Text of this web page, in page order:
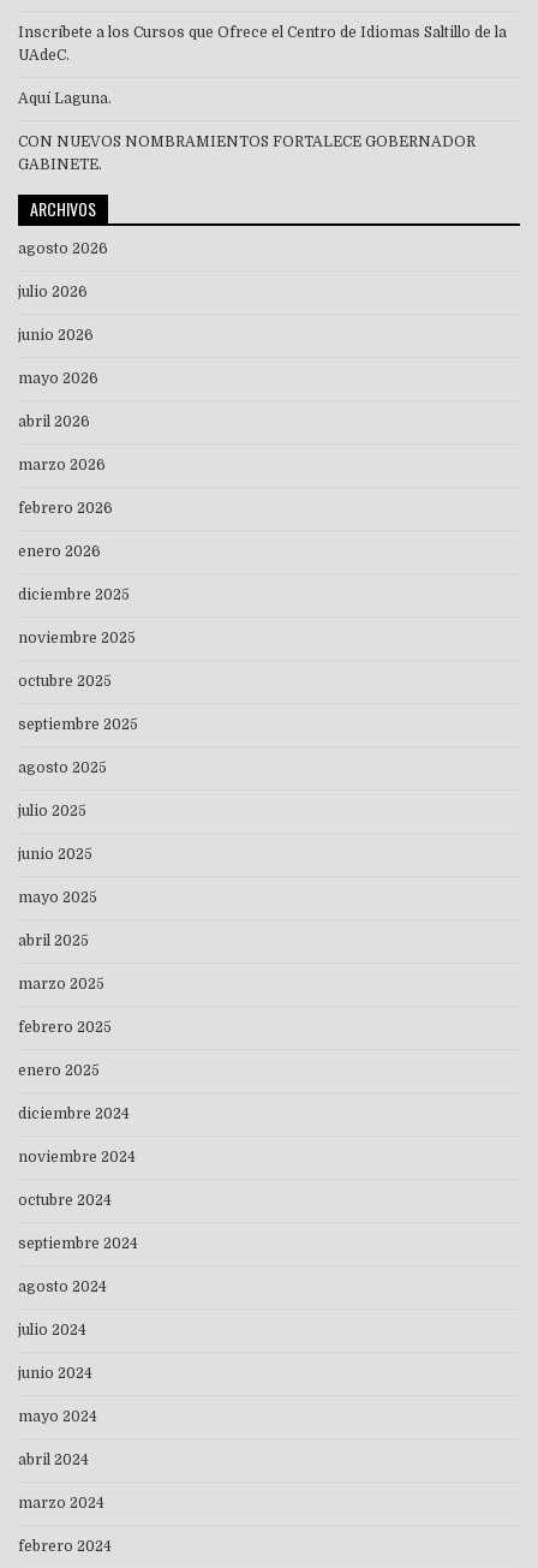
Inscríbete a los Cursos que Ofrece el Centro de Idiomas Saltillo de la
UAdeC.
Aquí Laguna.
CON NUEVOS NOMBRAMIENTOS FORTALECE GOBERNADOR
GABINETE.
ARCHIVOS
agosto 2026
julio 2026
junio 2026
mayo 2026
abril 2026
marzo 2026
febrero 2026
enero 2026
diciembre 2025
noviembre 2025
octubre 2025
septiembre 2025
agosto 2025
julio 2025
junio 2025
mayo 2025
abril 2025
marzo 2025
febrero 2025
enero 2025
diciembre 2024
noviembre 2024
octubre 2024
septiembre 2024
agosto 2024
julio 2024
junio 2024
mayo 2024
abril 2024
marzo 2024
febrero 2024